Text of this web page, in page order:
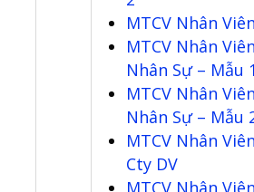
MTCV Nhân
MTCV Nhân
Nhân Sự – Mẫu 1
MTCV Nhân
Nhân Sự – Mẫu
MTCV Nhân
Cty DV
MTCV Nhân